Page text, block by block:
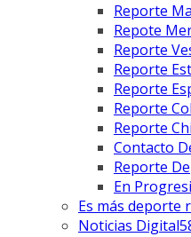
Reporte
Repote
Reporte
Reporte
Reporte
Reporte
Reporte
Contacto
Reporte
En
Es más deporte
Noticias